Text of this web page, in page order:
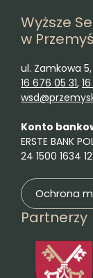
Wyższe
w
ul. Zamkowa
16 676 05 31,
Konto
ERSTE BANK
24 1500 1634
Ochrona
Partnerzy